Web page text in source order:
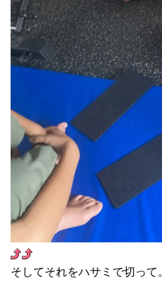
そしてそれをハサミで切って。